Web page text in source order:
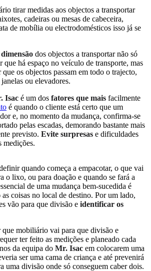
tirar medidas aos objectos a transportar
cadeiras ou mesas de cabeceira,
de mobília ou electrodomésticos isso já se
dimensão dos objectos a transportar não só
que há espaço no veículo de transporte, mas
os objectos passam em todo o trajecto,
ou elevadores.
Isac é um dos fatores que mais facilmente
é quando o cliente está certo que um
e, no momento da mudança, confirma-se
pelas escadas, demorando bastante mais
previsto. Evite surpresas e dificuldades
medições.
quando começa a empacotar, o que vai
o lixo, ou para doação e quando se fará a
de uma mudança bem-sucedida é
coisas no local de destino. Por um lado,
vão para que divisão e identificar os
mobiliário vai para que divisão e
ter feito as medições e planeado cada
da equipa do Mr. Isac em colocarem uma
ser uma cama de criança e até prevenirá
uma divisão onde só conseguem caber dois.